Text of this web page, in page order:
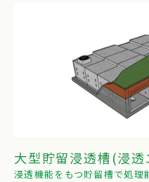
大型貯留浸透槽(浸透
浸透機能をもつ貯留槽で処理